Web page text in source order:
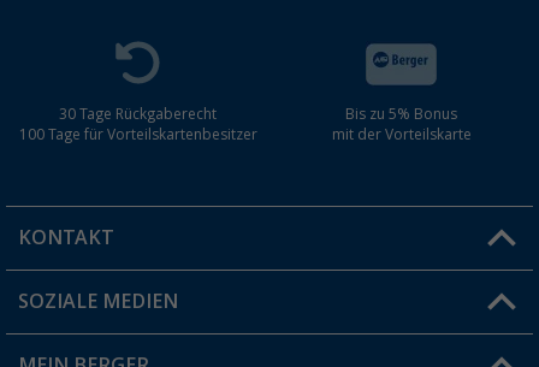
30 Tage Rückgaberecht
100 Tage für Vorteilskartenbesitzer
Bis zu 5% Bonus
mit der Vorteilskarte
KONTAKT
Du hast eine Frage?
SOZIALE MEDIEN